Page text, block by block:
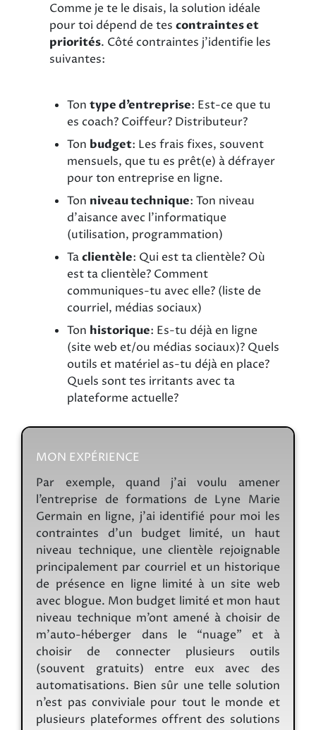
Comme je te le disais, la solution idéale
pour toi dépend de tes contraintes et
priorités. Côté contraintes j’identifie les
suivantes:
Ton type d’entreprise: Est-ce que tu
es coach? Coiffeur? Distributeur?
Ton budget: Les frais fixes, souvent
mensuels, que tu es prêt(e) à défrayer
pour ton entreprise en ligne.
Ton niveau technique: Ton niveau
d’aisance avec l’informatique
(utilisation, programmation)
Taclientèle: Qui est ta clientèle? Où
est ta clientèle? Comment
communiques-tu avec elle? (liste de
courriel, médias sociaux)
Ton historique: Es-tu déjà en ligne
(site web et/ou médias sociaux)? Quels
outils et matériel as-tu déjà en place?
Quels sont tes irritants avec ta
plateforme actuelle?
MON EXPÉRIENCE
Par exemple, quand j’ai voulu amener
l’entreprise de formations de Lyne Marie
Germain en ligne, j’ai identifié pour moi les
contraintes d’un budget limité, un haut
niveau technique, une clientèle rejoignable
principalement par courriel et un historique
de présence en ligne limité à un site web
avec blogue. Mon budget limité et mon haut
niveau technique m’ont amené à choisir de
m’auto-héberger dans le “nuage” et à
choisir de connecter plusieurs outils
(souvent gratuits) entre eux avec des
automatisations. Bien sûr une telle solution
n’est pas conviviale pour tout le monde et
plusieurs plateformes offrent des solutions